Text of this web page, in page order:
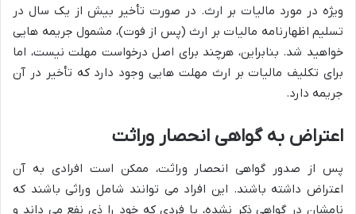
ویژه در مورد مالیات بر ارث. در صورت تأخیر بیش از یک سال در
تسلیم اظهارنامه مالیات بر ارث (پس از فوت)، مشمول جریمه هایی
خواهید شد. بنابراین، هرچند برای اصل درخواست مهلت نیست، اما
برای تکلیف مالیات بر ارث مهلت هایی وجود دارد که تأخیر در آن
جریمه دارد.
اعتراض به گواهی انحصار وراثت
پس از صدور گواهی انحصار وراثت، ممکن است افرادی به آن
اعتراض داشته باشند. این افراد می توانند شامل وراثی باشند که
نامشان در گواهی ذکر نشده، یا فردی که خود را ذی نفع می داند و